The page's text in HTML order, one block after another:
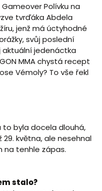
Polívku na
tvrďáka Abdela
jenž má úctyhodné
svůj poslední
aktuální jedenáctka
MMA chystá recept
Vémoly? To vše řekl
to byla docela dlouhá,
května, ale nesehnal
na tenhle zápas.
stalo?